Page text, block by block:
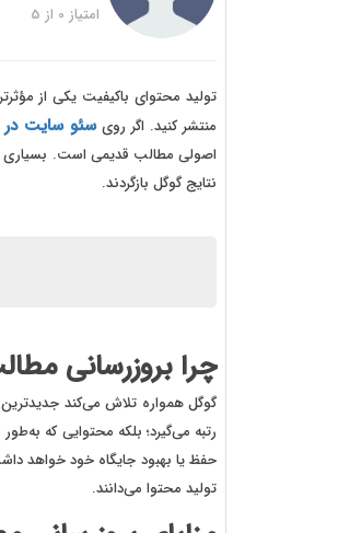
امتیاز 0 از 5
تولید محتوای باکیفیت یکی از
منتشر کنید. اگر رویسئو سایت
اصولی مطالب قدیمی است. بسیاری
نتایج گوگل بازگردند.
چرا بروزرسانی
گوگل همواره تلاش می‌کند جدیدترین
رتبه می‌گیرد؛ بلکه محتوایی که
حفظ یا بهبود جایگاه خود خواهد
تولید محتوا می‌دانند.